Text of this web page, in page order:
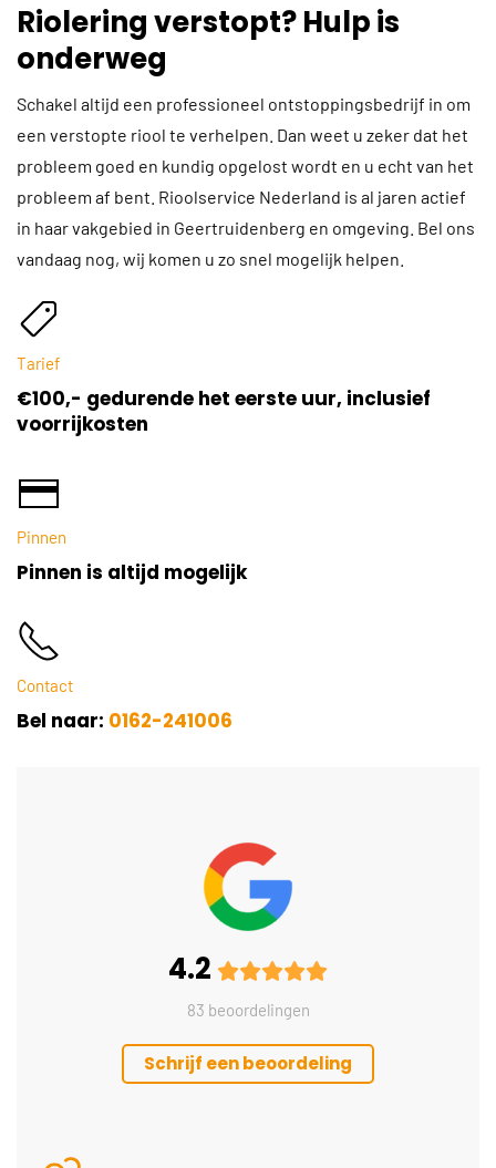
Riolering verstopt? Hulp is
onderweg
Schakel altijd een professioneel ontstoppingsbedrijf in om
een verstopte riool te verhelpen. Dan weet u zeker dat het
probleem goed en kundig opgelost wordt en u echt van het
probleem af bent. Rioolservice Nederland is al jaren actief
in haar vakgebied in Geertruidenberg en omgeving. Bel ons
vandaag nog, wij komen u zo snel mogelijk helpen.
Tarief
€100,- gedurende het eerste uur, inclusief
voorrijkosten
Pinnen
Pinnen is altijd mogelijk
Contact
Bel naar: 0162-241006
4.2
83 beoordelingen
Schrijf een beoordeling